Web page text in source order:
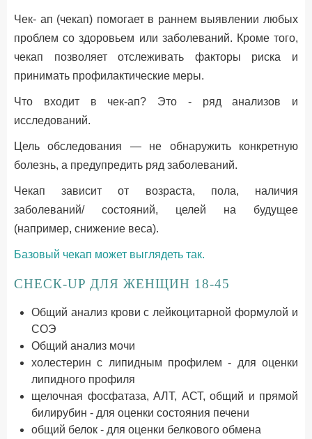
Чек- ап (чекап) помогает в раннем выявлении любых
проблем со здоровьем или заболеваний. Кроме того,
чекап позволяет отслеживать факторы риска и
принимать профилактические меры.
Что входит в чек-ап? Это - ряд анализов и
исследований.
Цель обследования — не обнаружить конкретную
болезнь, а предупредить ряд заболеваний.
Чекап зависит от возраста, пола, наличия
заболеваний/ состояний, целей на будущее
(например, снижение веса).
Базовый чекап может выглядеть так.
СНЕСК-UP ДЛЯ ЖЕНЩИН 18-45
Общий анализ крови с лейкоцитарной формулой и
СОЭ
Общий анализ мочи
холестерин с липидным профилем - для оценки
липидного профиля
щелочная фосфатаза, АЛТ, АСТ, общий и прямой
билирубин - для оценки состояния печени
общий белок - для оценки белкового обмена